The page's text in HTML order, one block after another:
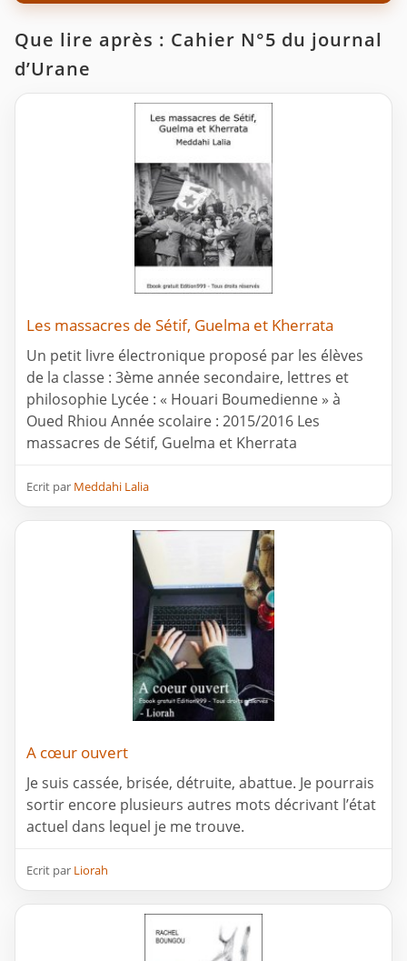
Que lire après : Cahier N°5 du journal
d’Urane
Les massacres de Sétif, Guelma et Kherrata
Un petit livre électronique proposé par les élèves
de la classe : 3ème année secondaire, lettres et
philosophie Lycée : « Houari Boumedienne » à
Oued Rhiou Année scolaire : 2015/2016 Les
massacres de Sétif, Guelma et Kherrata
Ecrit par Meddahi Lalia
A cœur ouvert
Je suis cassée, brisée, détruite, abattue. Je pourrais
sortir encore plusieurs autres mots décrivant l’état
actuel dans lequel je me trouve.
Ecrit par Liorah